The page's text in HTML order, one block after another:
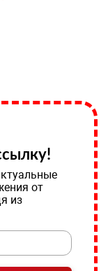
от
из